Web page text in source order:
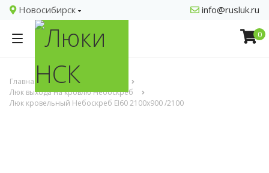
Новосибирск info@rusluk.ru
0
Главная
Люки кровельные
Люк выхода на кровлю Небоскреб
Люк кровельный Небоскреб EI60 2100x900 /2100